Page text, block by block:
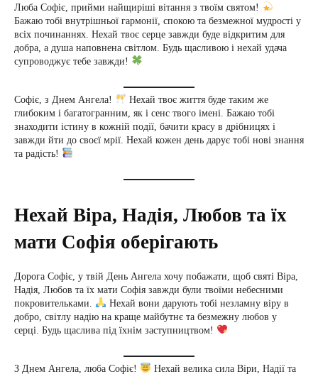
Люба Софіє, прийми найщиріші вітання з твоїм святом!
Бажаю тобі внутрішньої гармонії, спокою та безмежної мудрості у
всіх починаннях. Нехай твоє серце завжди буде відкритим для
добра, а душа наповнена світлом. Будь щасливою і нехай удача
супроводжує тебе завжди!
Софіє, з Днем Ангела!
Нехай твоє життя буде таким же
глибоким і багатогранним, як і сенс твого імені. Бажаю тобі
знаходити істину в кожній події, бачити красу в дрібницях і
завжди йти до своєї мрії. Нехай кожен день дарує тобі нові знання
та радість!
Нехай Віра, Надія, Любов та їх
мати Софія оберігають
Дорога Софіє, у твій День Ангела хочу побажати, щоб святі Віра,
Надія, Любов та їх мати Софія завжди були твоїми небесними
покровительками.
Нехай вони дарують тобі незламну віру в
добро, світлу надію на краще майбутнє та безмежну любов у
серці. Будь щаслива під їхнім заступництвом!
З Днем Ангела, люба Софіє!
Нехай велика сила Віри, Надії та